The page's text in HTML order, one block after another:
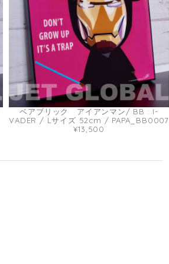
ベアブリック アイアンマン/ BB : I-
VADER / Lサイズ 52cm / PAPA_BB0007
¥13,500